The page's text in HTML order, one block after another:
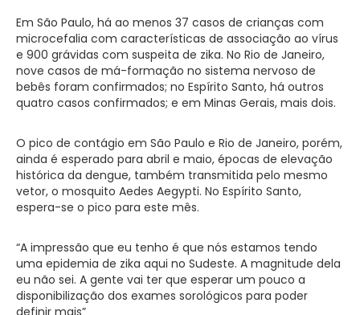
Em São Paulo, há ao menos 37 casos de crianças com
microcefalia com características de associação ao vírus
e 900 grávidas com suspeita de zika. No Rio de Janeiro,
nove casos de má-formação no sistema nervoso de
bebês foram confirmados; no Espírito Santo, há outros
quatro casos confirmados; e em Minas Gerais, mais dois.
O pico de contágio em São Paulo e Rio de Janeiro, porém,
ainda é esperado para abril e maio, épocas de elevação
histórica da dengue, também transmitida pelo mesmo
vetor, o mosquito Aedes Aegypti. No Espírito Santo,
espera-se o pico para este mês.
“A impressão que eu tenho é que nós estamos tendo
uma epidemia de zika aqui no Sudeste. A magnitude dela
eu não sei. A gente vai ter que esperar um pouco a
disponibilização dos exames sorológicos para poder
definir mais”